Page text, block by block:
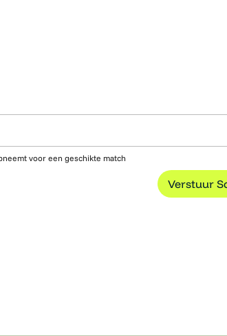
voor een geschikte match